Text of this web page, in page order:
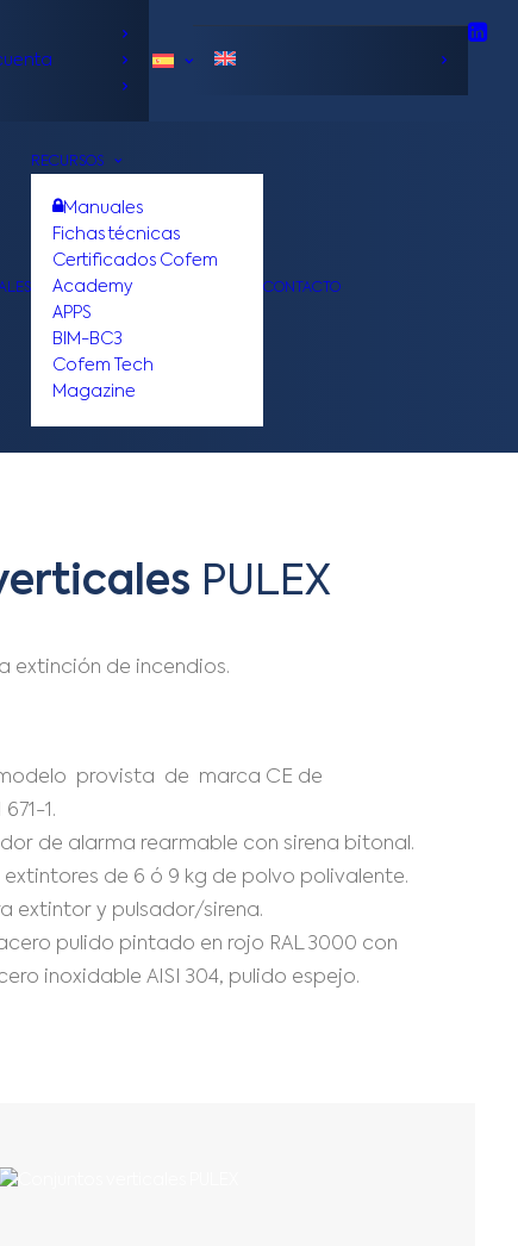
RECURSOS
Manuales
Fichas técnicas
Certificados Cofem
Academy
APPS
BIM-BC3
Cofem Tech
Magazine
CONTACTO
PULEX
extinción de incendios.
provista de marca CE de
1.
de alarma rearmable con sirena bitonal.
de 6 ó 9 kg de polvo polivalente.
extintor y pulsador/sirena.
pulido pintado en rojo RAL 3000 con
inoxidable AISI 304, pulido espejo.